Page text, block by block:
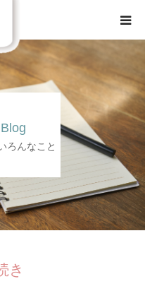
ろんなこと
き